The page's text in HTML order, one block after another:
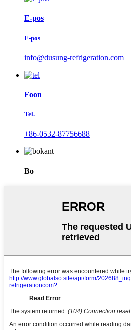
E-pos
E-pos
info@dusung-refrigeration.com
Foon
Tel.
+86-0532-87756688
Bo